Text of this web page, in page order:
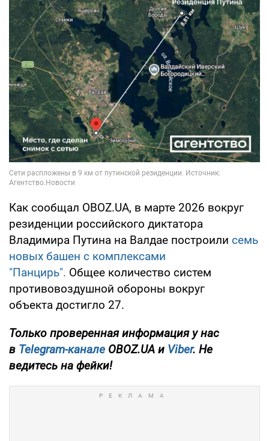
Как сообщал OBOZ.UA, в марте 2026 вокруг
резиденции российского диктатора
Владимира Путина на Валдае построили семь
новых башен с комплексами
"Панцирь". Общее количество систем
противовоздушной обороны вокруг
объекта достигло 27.
Только проверенная информация у нас
в Telegram-канале OBOZ.UA и Viber. Не
ведитесь на фейки!